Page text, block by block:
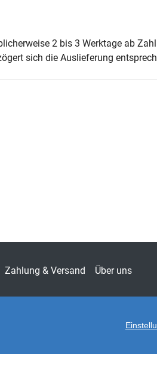
342
2 bis 3 Werktage ab
sich die Auslieferung
Zahlung & Versand Über uns